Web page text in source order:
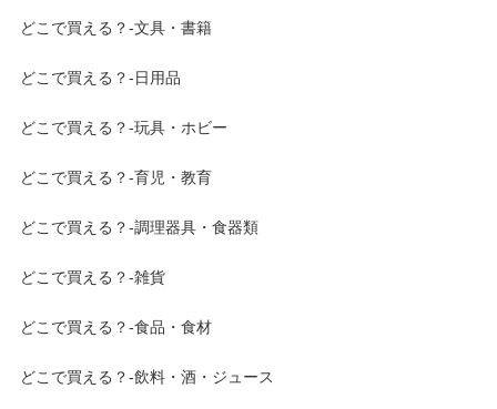
どこで買える？-文具・書籍
どこで買える？-日用品
どこで買える？-玩具・ホビー
どこで買える？-育児・教育
どこで買える？-調理器具・食器類
どこで買える？-雑貨
どこで買える？-食品・食材
どこで買える？-飲料・酒・ジュース